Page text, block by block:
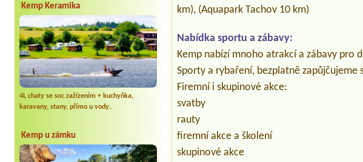
Kemp Keramika
4L chaty se soc.zažízením + kuchyňka,
karavany, stany, přímo u vody..
Kemp u zámku
km), (Aquapark Tachov 10 km)
Nabídka sportu a zábavy:
Kemp nabízí mnoho atrakcí a zábavy pro
Sporty a rybaření, bezplatně zapůjčujeme
Firemní i skupinové akce:
svatby
rauty
firemní akce a školení
skupinové akce